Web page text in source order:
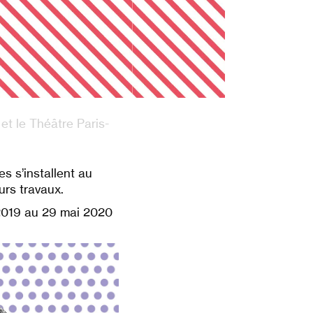
le Théâtre Paris-
s’installent au
travaux.
au 29 mai 2020